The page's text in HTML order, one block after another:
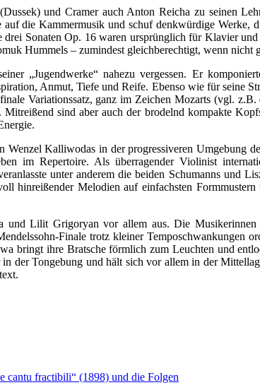
und Cramer auch Anton Reicha zu seinen
die Kammermusik und schuf denkwürdige Werke,
Sonaten Op. 16 waren ursprünglich für Klavier
Hummels – zumindest gleichberechtigt, wenn nicht
„Jugendwerke“ nahezu vergessen. Er
Anmut, Tiefe und Reife. Ebenso wie für seine
Variationssatz, ganz im Zeichen Mozarts (vgl.
sind aber auch der brodelnd kompakte
Kalliwodas in der progressiveren Umgebung
im Repertoire. Als überragender Violinist
unter anderem die beiden Schumanns und
hinreißender Melodien auf einfachsten
Lilit Grigoryan vor allem aus. Die Musikerinnen
Finale trotz kleiner Temposchwankungen
bringt ihre Bratsche förmlich zum Leuchten und
der Tongebung und hält sich vor allem in der
cantu fractibili“ (1898) und die Folgen